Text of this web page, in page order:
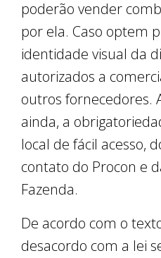
poderão vender
por ela. Caso optem
identidade visual da
autorizados a
outros fornecedores.
ainda, a
local de fácil acesso,
contato do Procon e
Fazenda.
De acordo com o
desacordo com a lei